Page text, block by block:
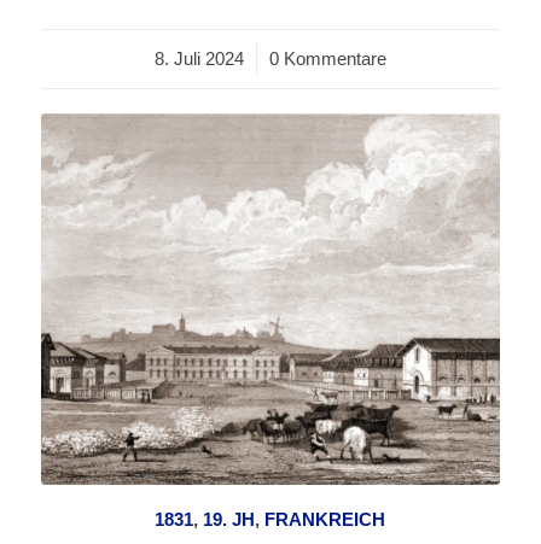
8. Juli 2024
/ 0 Kommentare
1831, 19. JH, FRANKREICH